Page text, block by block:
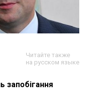
Читайте также
на русском языке
запобігання